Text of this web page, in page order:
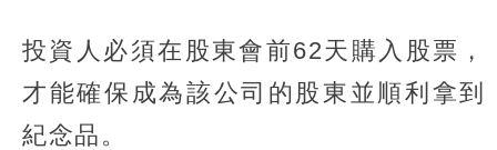
投資人必須在股東會前62天購入股票，
才能確保成為該公司的股東並順利拿到
紀念品。